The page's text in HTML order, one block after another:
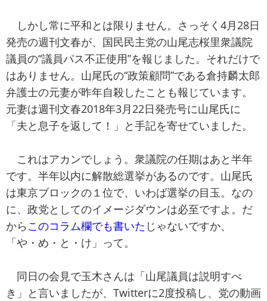
しかし常に平和とは限りません。さっそく4月28日
発売の週刊文春が、国民民主党の山尾志桜里衆議院
議員の“議員パス不正使用”を報じました。それだけで
はありません。山尾氏の“政策顧問”である倉持麟太郎
弁護士の元妻が昨年自殺したことも報じています。
元妻は週刊文春2018年3月22日発売号に山尾氏に
「夫と息子を返して！」と手記を寄せていました。
これはアカンでしょう。衆議院の任期はあと半年
です。半年以内に解散総選挙があるのです。山尾氏
は東京ブロックの１位で、いわば選挙の目玉。なの
に、政党としてのイメージダウンは必至ですよ。だ
から このコラム欄でも書いた じゃないですか、
「や・め・と・け」って。
同日の会見で玉木さんは「山尾議員は説明すべ
き」と言いましたが、Twitterに2度投稿し、党の動画